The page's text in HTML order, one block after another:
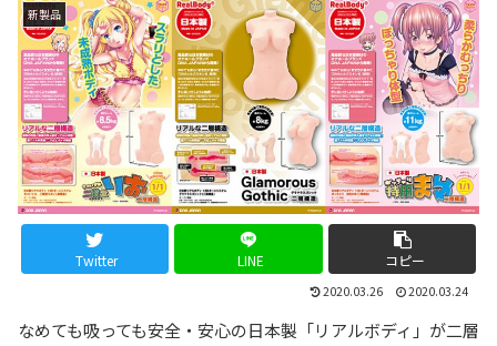
新製品
Twitter LINE コピー
2020.03.26 2020.03.24
なめても吸っても安全・安心の日本製「リアルボディ」が二層